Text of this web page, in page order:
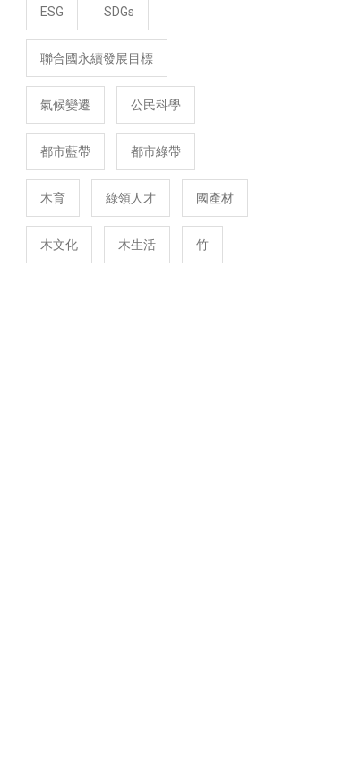
ESG SDGs
聯合國永續發展目標
氣候變遷 公民科學
都市藍帶 都市綠帶
木育 綠領人才 國產材
木文化 木生活 竹